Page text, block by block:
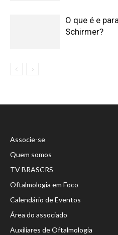
O que é e
Schirmer?
Associe-se
Quem somos
TV BRASCRS
Oftalmologia em Foco
Calendário de Eventos
Área do associado
Auxiliares de Oftalmologia